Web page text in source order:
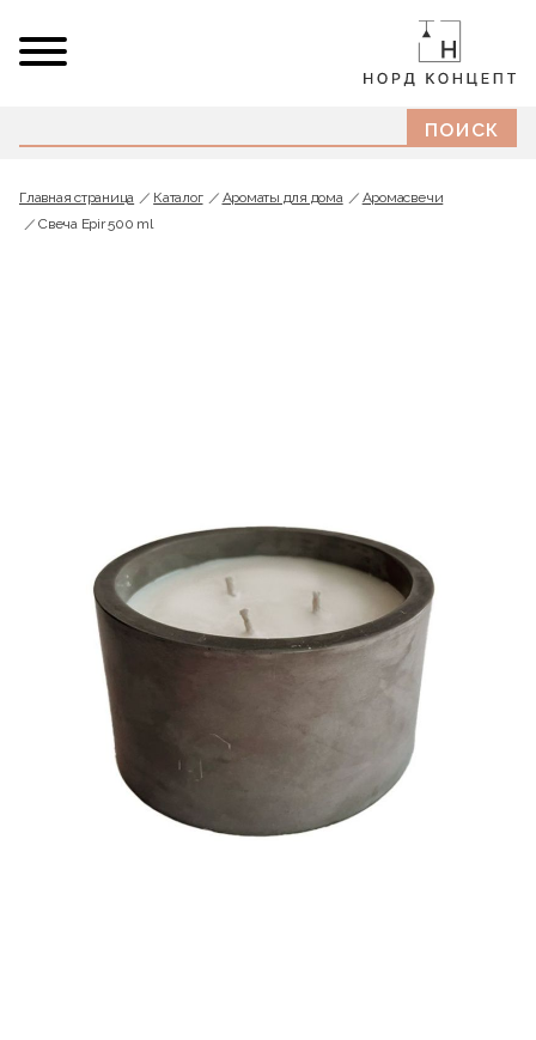
Главная страница Каталог Ароматы для дома
Аромасвечи
Свеча Epir 500 ml